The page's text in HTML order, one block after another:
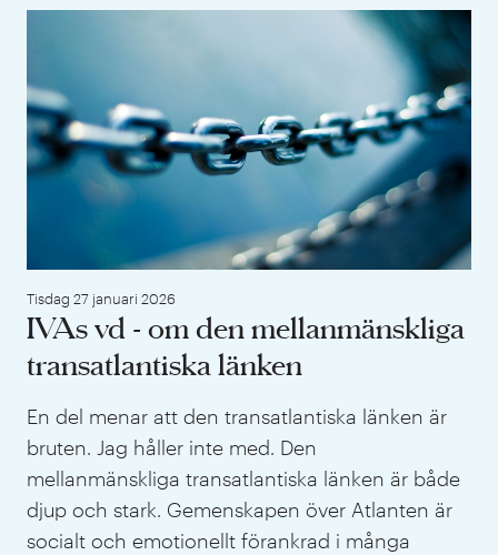
Tisdag 27 januari 2026
IVAs vd - om den mellanmänskliga
transatlantiska länken
En del menar att den transatlantiska länken är
bruten. Jag håller inte med. Den
mellanmänskliga transatlantiska länken är både
djup och stark. Gemenskapen över Atlanten är
socialt och emotionellt förankrad i många